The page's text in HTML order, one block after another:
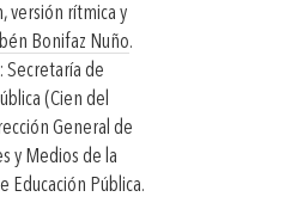
versión rítmica y
Bonifaz Nuño.
Secretaría de
(Cien del
General de
y Medios de la
Educación Pública.